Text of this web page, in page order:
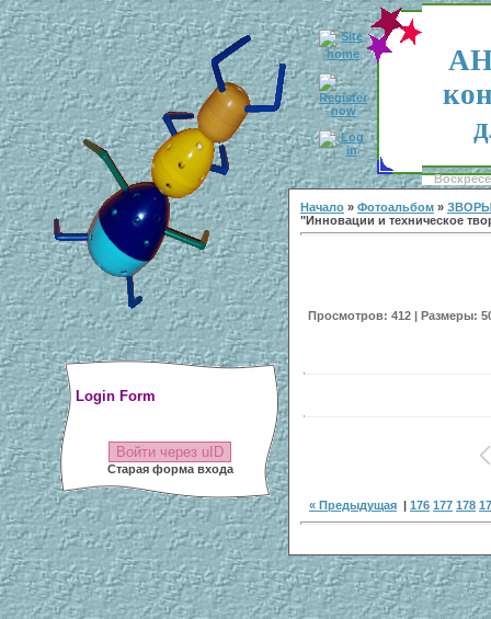
Login Form
Войти через uID
Старая форма входа
Начало » Фотоальбом »
"Инновации и техническое
Просмотров: 412 | Размеры:
« Предыдущая | 176 177 178